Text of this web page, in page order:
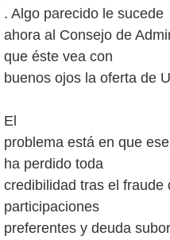
. Algo parecido le sucede
ahora al Consejo de
que éste vea con
buenos ojos la oferta de
El
problema está en que
ha perdido toda
credibilidad tras el fraude
participaciones
preferentes y deuda